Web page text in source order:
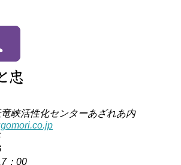
峡活性化センターあざれあ内
：00